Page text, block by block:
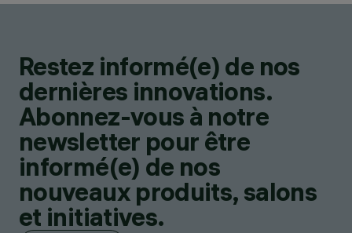
Restez informé(e) de nos
dernières innovations.
Abonnez-vous à notre
newsletter pour être
informé(e) de nos
nouveaux produits, salons
et initiatives.